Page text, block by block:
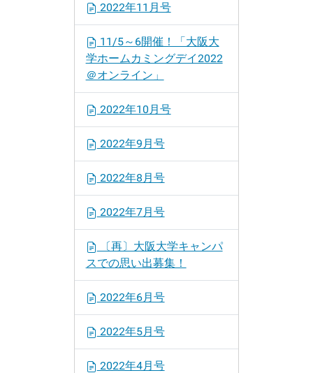
2022年11月号
11/5～6開催！「大阪大
学ホームカミングデイ2022
＠オンライン」
2022年10月号
2022年9月号
2022年8月号
2022年7月号
〔再〕大阪大学キャンパ
スでの思い出募集！
2022年6月号
2022年5月号
2022年4月号